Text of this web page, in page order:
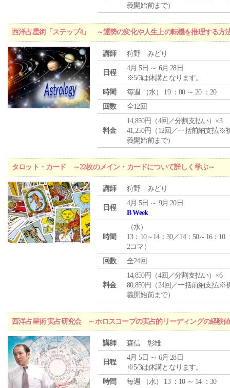
義開始前まで）
西洋占星術「ステップ4」 ～運勢の変化や人生上の転機を推理する方
講師 狩野 みどり
日程
4月 5日 ～ 6月 28日
※5/3は休講となります。
時間
毎週 （水） 19 ：00 ～ 20 ：20
回数
全12回
料金
14,850円（4回／分割支払い）×3
41,250円（12回／一括前納支払※
義開始前まで）
タロット・カード ～22枚のメイン・カードについて詳しく学ぶ～
講師 狩野 みどり
日程
4月 5日 ～ 9月 20日
B Week
時間
（水）
13：10～14：30／14：50～16：10
2コマ）
回数
全24回
料金
14,850円（4回／分割支払い）×6
80,850円（24回／一括前納支払※
義開始前まで）
西洋占星術 実占研究会 ～ホロスコープの実占的リーディングの経験
講師 森信 彰雄
日程
4月 5日 ～ 6月 28日
※5/3は休講となります。
時間
毎週 （水） 13 ：10 ～ 14 ：30